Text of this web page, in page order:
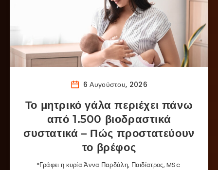
6 Αυγούστου, 2026
Το μητρικό γάλα περιέχει πάνω
από 1.500 βιοδραστικά
συστατικά – Πώς προστατεύουν
το βρέφος
*Γράφει η κυρία Άννα Παρδάλη, Παιδίατρος, MSc